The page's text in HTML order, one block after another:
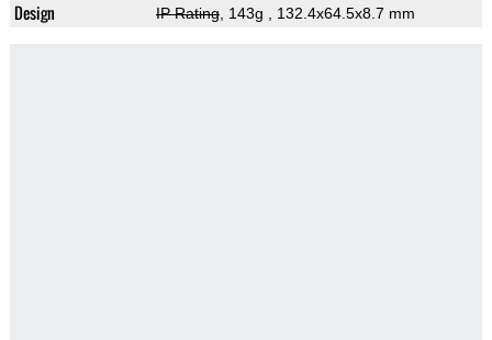
Design IP Rating, 143g , 132.4x64.5x8.7 mm